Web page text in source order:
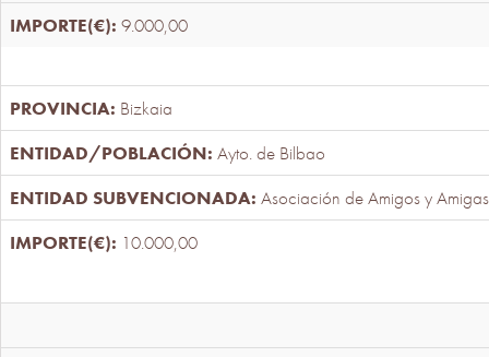
9.000,00
Bizkaia
Ayto. de Bilbao
Asociación de Amigos y
10.000,00